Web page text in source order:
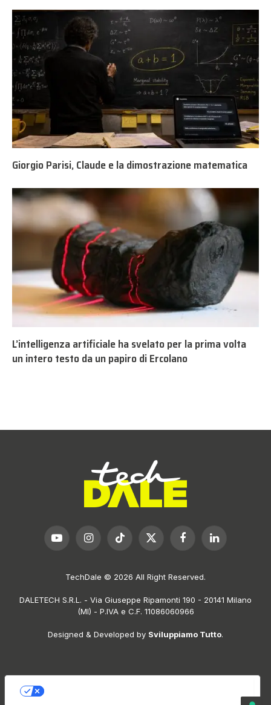
Giorgio Parisi, Claude e la dimostrazione matematica
L’intelligenza artificiale ha svelato per la prima volta
un intero testo da un papiro di Ercolano
YouTubeInstagramTikTok
X
FacebookLinkedIn
TechDale © 2026 All Right Reserved.
DALETECH S.R.L. - Via Giuseppe Ripamonti 190 - 20141 Milano
(MI) - P.IVA e C.F. 11086060966
Designed & Developed by Sviluppiamo Tutto.